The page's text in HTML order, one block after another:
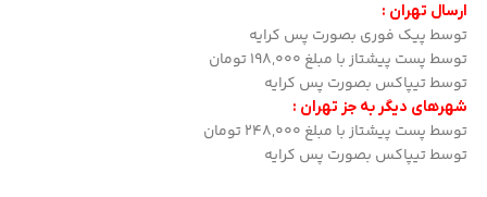
ارسال تهران :
توسط پیک فوری بصورت پس کرایه
توسط پست پیشتاز با مبلغ 198,000 تومان
توسط تیپاکس بصورت پس کرایه
شهرهای دیگر به جز تهران :
توسط پست پیشتاز با مبلغ 248,000 تومان
توسط تیپاکس بصورت پس کرایه